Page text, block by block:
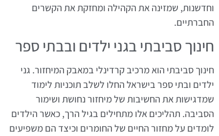
וחדשנות, שמזינה את הקהילה ומחזקת את הקשרים
החברתיים.
חינוך סביבתי בגני ילדים ובבתי ספר
חינוך סביבתי הוא מרכיב קרדינלי במאבק המיחזור. גני
ילדים ובתי ספר בישראל החלו לשלב תוכניות לימוד
שמדגישות את החשיבות של מיחזור נחושת ושימור
הסביבה. תהליכים אלו מתחילים בגיל הרך, כאשר הילדים
לומדים על מחזור החיים של החומרים וכיצד הם משפיעים